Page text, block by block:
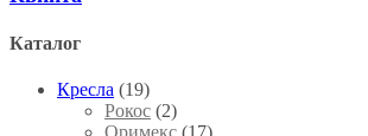
Каталог
Кресла (19)
Рокос (2)